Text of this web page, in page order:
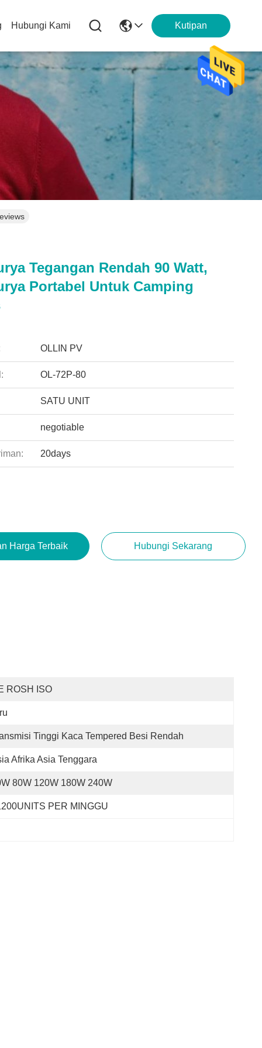
Hubungi Kami Kutipan
Tegangan Rendah 90 Watt,
Portabel Untuk Camping
OLLIN PV
OL-72P-80
SATU UNIT
negotiable
20days
Harga Terbaik Hubungi Sekarang
ROSH ISO
Tinggi Kaca Tempered Besi Rendah
Afrika Asia Tenggara
80W 120W 180W 240W
PER MINGGU